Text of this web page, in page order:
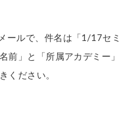
ールで、件名は「1/17セミ
前」と「所属アカデミー」
ください。